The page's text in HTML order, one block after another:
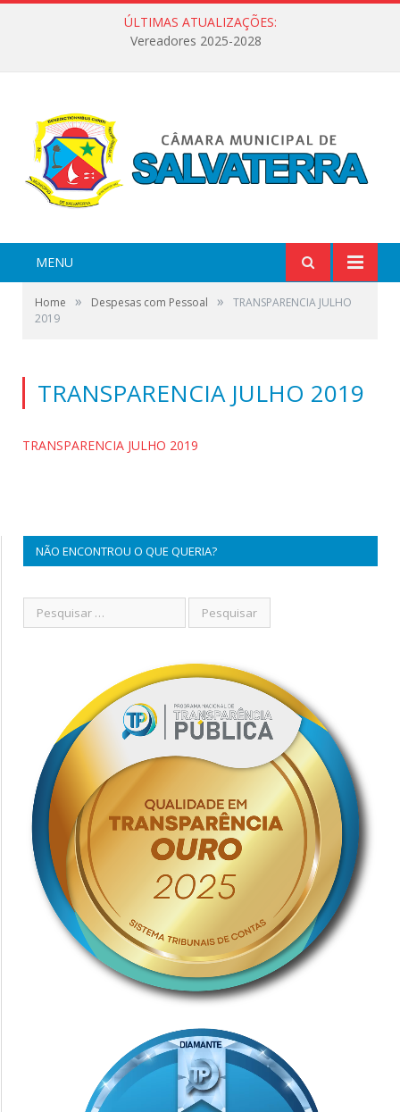
ÚLTIMAS ATUALIZAÇÕES:
Vereadores 2025-2028
MENU
Home » Despesas com Pessoal »
TRANSPARENCIA JULHO
2019
TRANSPARENCIA JULHO 2019
TRANSPARENCIA JULHO 2019
NÃO ENCONTROU O QUE QUERIA?